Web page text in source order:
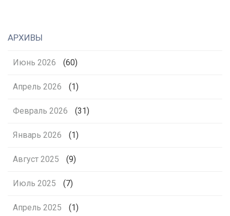
АРХИВЫ
Июнь 2026 (60)
Апрель 2026 (1)
Февраль 2026 (31)
Январь 2026 (1)
Август 2025 (9)
Июль 2025 (7)
Апрель 2025 (1)